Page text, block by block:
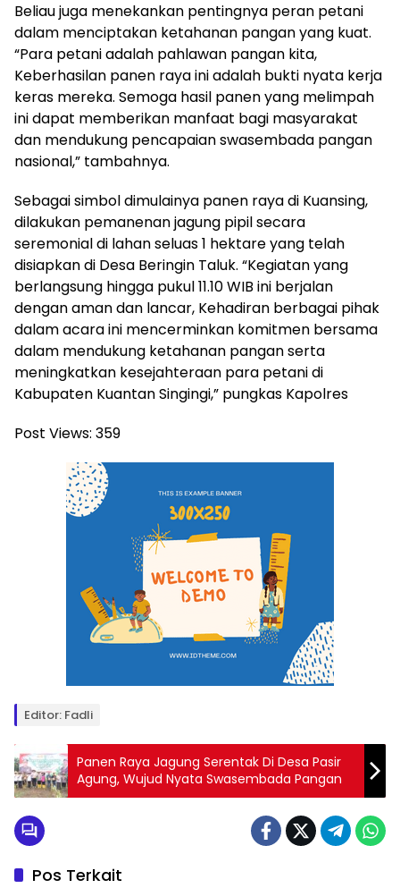
Beliau juga menekankan pentingnya peran petani
dalam menciptakan ketahanan pangan yang kuat.
“Para petani adalah pahlawan pangan kita,
Keberhasilan panen raya ini adalah bukti nyata kerja
keras mereka. Semoga hasil panen yang melimpah
ini dapat memberikan manfaat bagi masyarakat
dan mendukung pencapaian swasembada pangan
nasional,” tambahnya.
Sebagai simbol dimulainya panen raya di Kuansing,
dilakukan pemanenan jagung pipil secara
seremonial di lahan seluas 1 hektare yang telah
disiapkan di Desa Beringin Taluk. “Kegiatan yang
berlangsung hingga pukul 11.10 WIB ini berjalan
dengan aman dan lancar, Kehadiran berbagai pihak
dalam acara ini mencerminkan komitmen bersama
dalam mendukung ketahanan pangan serta
meningkatkan kesejahteraan para petani di
Kabupaten Kuantan Singingi,” pungkas Kapolres
Post Views: 359
Editor: Fadli
Panen Raya Jagung Serentak Di Desa Pasir
Agung, Wujud Nyata Swasembada Pangan
Pos Terkait